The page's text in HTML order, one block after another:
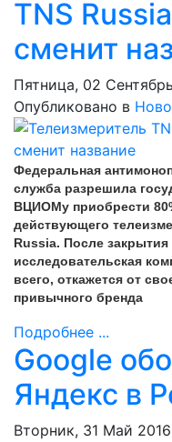
TNS Russia
сменит
Пятница, 02
Опубликовано в
Федеральная
служба разрешила
ВЦИОМу приобрести
действующего
Russia. После закрытия
исследовательская
всего, откажется от
привычного бренда
Подробнее ...
Google
Яндекс в
Вторник, 31 Май 2016